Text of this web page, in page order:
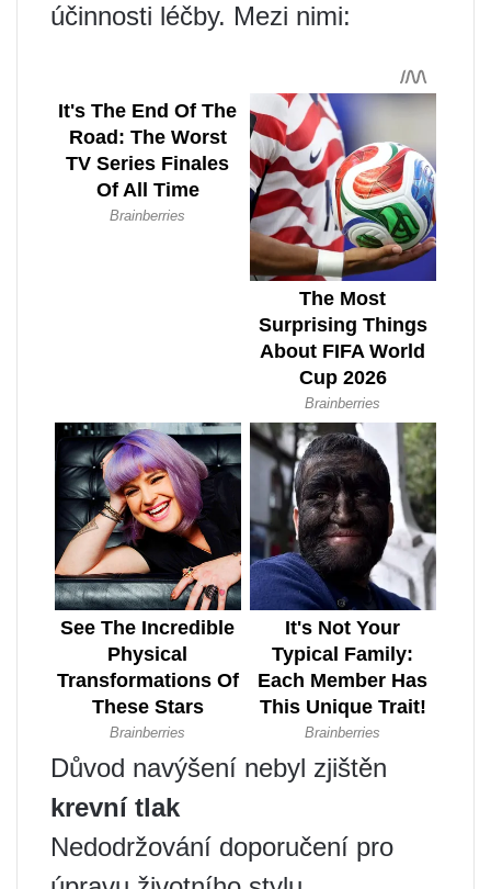
účinnosti léčby. Mezi nimi:
Důvod navýšení nebyl zjištěn
krevní tlak
Nedodržování doporučení pro